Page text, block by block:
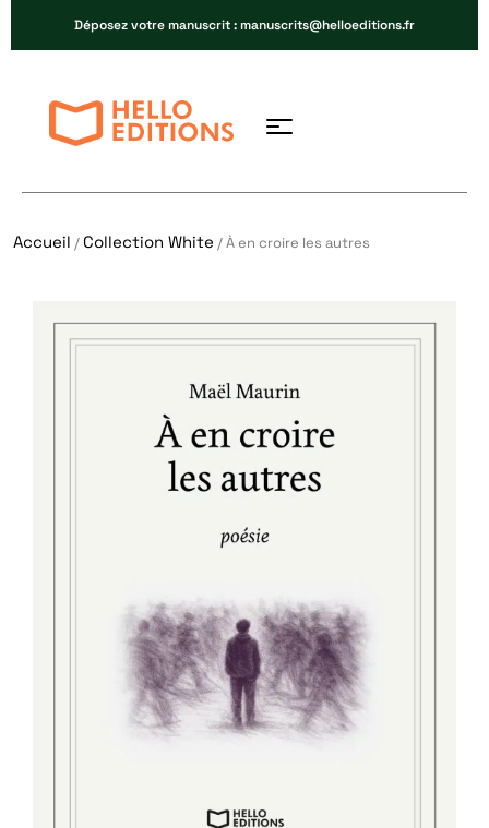
Déposez votre manuscrit : manuscrits@helloeditions.fr
Accueil /Collection White / À en croire les autres